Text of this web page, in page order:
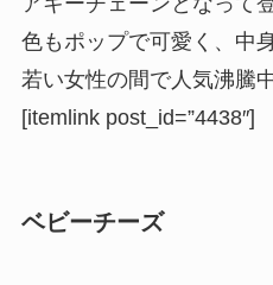
色もポップで可愛く、中
若い女性の間で人気沸騰
[itemlink post_id=”4438″]
ベビーチーズ